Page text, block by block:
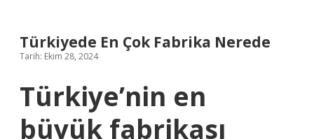
Türkiyede En Çok Fabrika Nerede
Tarih: Ekim 28, 2024
Türkiye’nin en
büyük fabrikası